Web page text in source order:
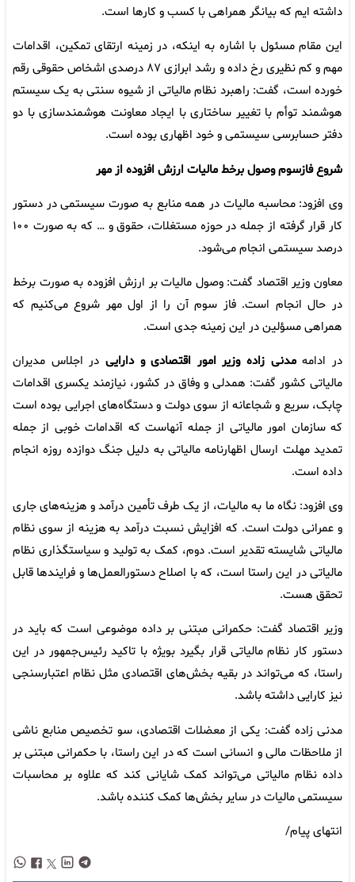
داشته ایم که بیانگر همراهی با کسب و کارها است.
این مقام مسئول با اشاره به اینکه، در زمینه ارتقای تمکین، اقدامات
مهم و کم نظیری رخ داده و رشد ابرازی ۸۷ درصدی اشخاص حقوقی رقم
خورده است، گفت: راهبرد نظام مالیاتی از شیوه سنتی به یک سیستم
هوشمند توأم با تغییر ساختاری با ایجاد معاونت هوشمندسازی با دو
دفتر حسابرسی سیستمی و خود اظهاری بوده است.
شروع فازسوم وصول برخط مالیات ارزش افزوده از مهر
وی افزود: محاسبه مالیات در همه منابع به صورت سیستمی در دستور
کار قرار گرفته از جمله در حوزه مستغلات، حقوق و … که به صورت ۱۰۰
درصد سیستمی انجام می‌شود.
معاون وزیر اقتصاد گفت: وصول مالیات بر ارزش افزوده به صورت برخط
در حال انجام است. فاز سوم آن را از اول مهر شروع می‌کنیم که
همراهی مسؤلین در این زمینه جدی است.
در ادامهمدنی زاده وزیر امور اقتصادی و دارایی در اجلاس مدیران
مالیاتی کشور گفت: همدلی و وفاق در کشور، نیازمند یکسری اقدامات
چابک، سریع و شجاعانه از سوی دولت و دستگاه‌های اجرایی بوده است
که سازمان امور مالیاتی از جمله آنهاست که اقدامات خوبی از جمله
تمدید مهلت ارسال اظهارنامه مالیاتی به دلیل جنگ دوازده روزه انجام
داده است.
وی افزود: نگاه ما به مالیات، از یک طرف تأمین درآمد و هزینه‌های جاری
و عمرانی دولت است. که افزایش نسبت درآمد به هزینه از سوی نظام
مالیاتی شایسته تقدیر است. دوم، کمک به تولید و سیاستگذاری نظام
مالیاتی در این راستا است، که با اصلاح دستورالعمل‌ها و فرایندها قابل
تحقق هست.
وزیر اقتصاد گفت: حکمرانی مبتنی بر داده موضوعی است که باید در
دستور کار نظام مالیاتی قرار بگیرد بویژه با تاکید رئیس‌جمهور در این
راستا، که می‌تواند در بقیه بخش‌های اقتصادی مثل نظام اعتبارسنجی
نیز کارایی داشته باشد.
مدنی زاده گفت: یکی از معضلات اقتصادی، سو تخصیص منابع ناشی
از ملاحظات مالی و انسانی است که در این راستا، با حکمرانی مبتنی بر
داده نظام مالیاتی می‌تواند کمک شایانی کند که علاوه بر محاسبات
سیستمی مالیات در سایر بخش‌ها کمک کننده باشد.
انتهای پیام/